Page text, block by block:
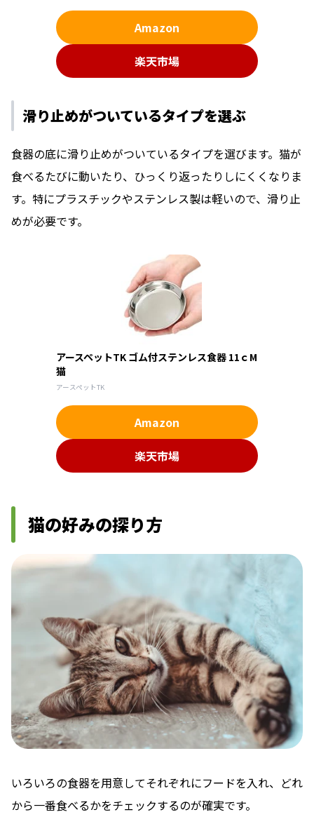
Amazon
楽天市場
滑り止めがついているタイプを選ぶ
食器の底に滑り止めがついているタイプを選びます。猫が
食べるたびに動いたり、ひっくり返ったりしにくくなりま
す。特にプラスチックやステンレス製は軽いので、滑り止
めが必要です。
アースペットTK ゴム付ステンレス食器 11ｃM
猫
アースペットTK
Amazon
楽天市場
猫の好みの探り方
いろいろの食器を用意してそれぞれにフードを入れ、どれ
から一番食べるかをチェックするのが確実です。